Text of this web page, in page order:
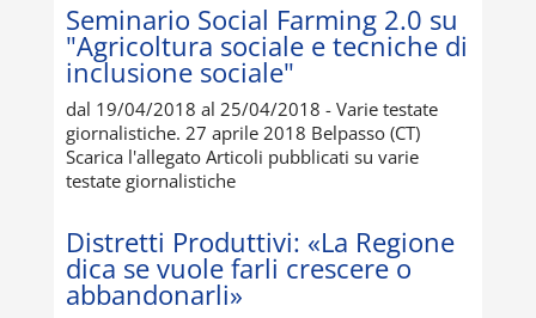
Seminario Social Farming 2.0 su
"Agricoltura sociale e tecniche di
inclusione sociale"
dal 19/04/2018 al 25/04/2018 - Varie testate
giornalistiche. 27 aprile 2018 Belpasso (CT)
Scarica l'allegato Articoli pubblicati su varie
testate giornalistiche
Distretti Produttivi: «La Regione
dica se vuole farli crescere o
abbandonarli»